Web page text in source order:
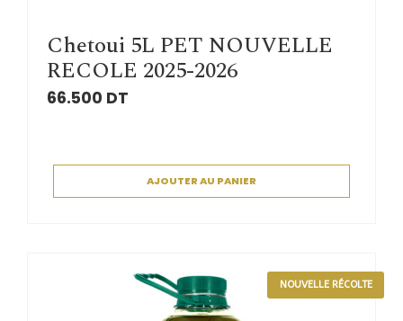
Chetoui 5L PET NOUVELLE
RECOLE 2025-2026
66.500 DT
AJOUTER AU PANIER
NOUVELLE RÉCOLTE